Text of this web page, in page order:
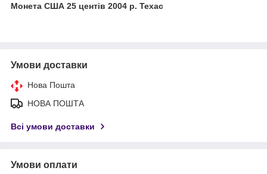
Монета США 25 центів 2004 р. Техас
Умови доставки
Нова Пошта
НОВА ПОШТА
Всі умови доставки
Умови оплати